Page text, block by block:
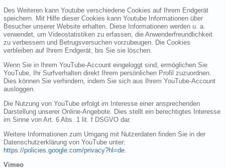
Des Weiteren kann Youtube verschiedene Cookies auf Ihrem Endgerät
speichern. Mit Hilfe dieser Cookies kann Youtube Informationen über
Besucher unserer Website erhalten. Diese Informationen werden u. a.
verwendet, um Videostatistiken zu erfassen, die Anwenderfreundlichkeit
zu verbessern und Betrugsversuchen vorzubeugen. Die Cookies
verbleiben auf Ihrem Endgerät, bis Sie sie löschen.
Wenn Sie in Ihrem YouTube-Account eingeloggt sind, ermöglichen Sie
YouTube, Ihr Surfverhalten direkt Ihrem persönlichen Profil zuzuordnen.
Dies können Sie verhindern, indem Sie sich aus Ihrem YouTube-Account
ausloggen.
Die Nutzung von YouTube erfolgt im Interesse einer ansprechenden
Darstellung unserer Online-Angebote. Dies stellt ein berechtigtes Interesse
im Sinne von Art. 6 Abs. 1 lit. f DSGVO dar.
Weitere Informationen zum Umgang mit Nutzerdaten finden Sie in der
Datenschutzerklärung von YouTube unter:
https://policies.google.com/privacy?hl=de
Vimeo